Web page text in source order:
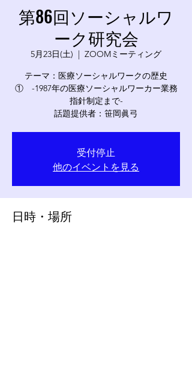
第86回ソーシャルワ
ーク研究会
5月23日(土)
  |
ZOOMミーティング
テーマ：医療ソーシャルワークの歴史
① -1987年の医療ソーシャルワーカー業務
指針制定まで-
話題提供者：​​笹岡眞弓
受付停止
他のイベントを見る
日時・場所